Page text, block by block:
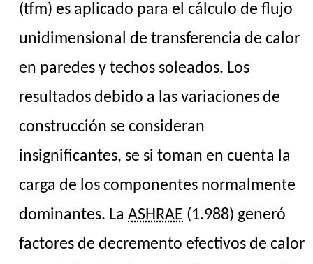
(tfm) es aplicado para el cálculo de flujo
unidimensional de transferencia de calor
en paredes y techos soleados. Los
resultados debido a las variaciones de
construcción se consideran
insignificantes, se si toman en cuenta la
carga de los componentes normalmente
dominantes. LaASHRAE (1.988) generó
factores de decremento efectivos de calor